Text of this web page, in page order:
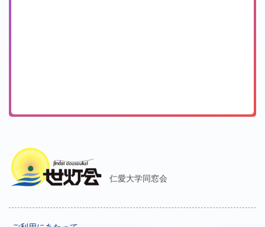
仁愛大学同窓会